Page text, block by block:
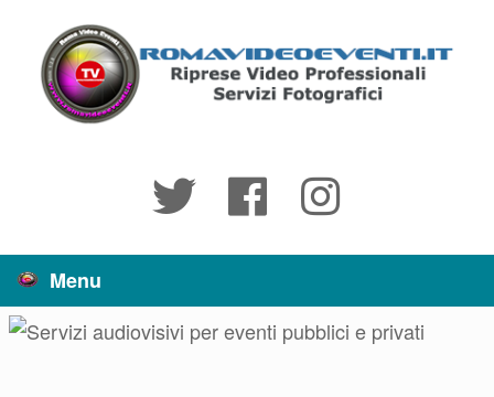
contenuto
Menu